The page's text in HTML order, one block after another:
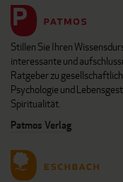
Stillen Sie Ihren
interessante und
Ratgeber zu
Psychologie und
Spiritualität.
Patmos Verlag